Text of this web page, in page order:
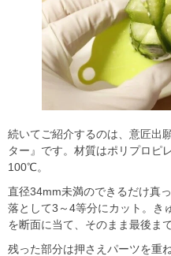
続いてご紹介するのは、意匠出
ター』です。材質はポリプロピ
100℃。
直径34mm未満のできるだけ真
落として3～4等分にカット。き
を断面に当て、そのまま最後ま
残った部分は押さえパーツを重